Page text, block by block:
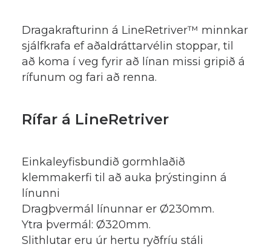
Dragakrafturinn á LineRetriver™ minnkar
sjálfkrafa ef aðaldráttarvélin stoppar, til
að koma í veg fyrir að línan missi gripið á
rífunum og fari að renna.
Rífar á LineRetriver
Einkaleyfisbundið gormhlaðið
klemmakerfi til að auka þrýstinginn á
línunni
Dragþvermál línunnar er Ø230mm.
Ytra þvermál: Ø320mm.
Slithlutar eru úr hertu ryðfríu stáli